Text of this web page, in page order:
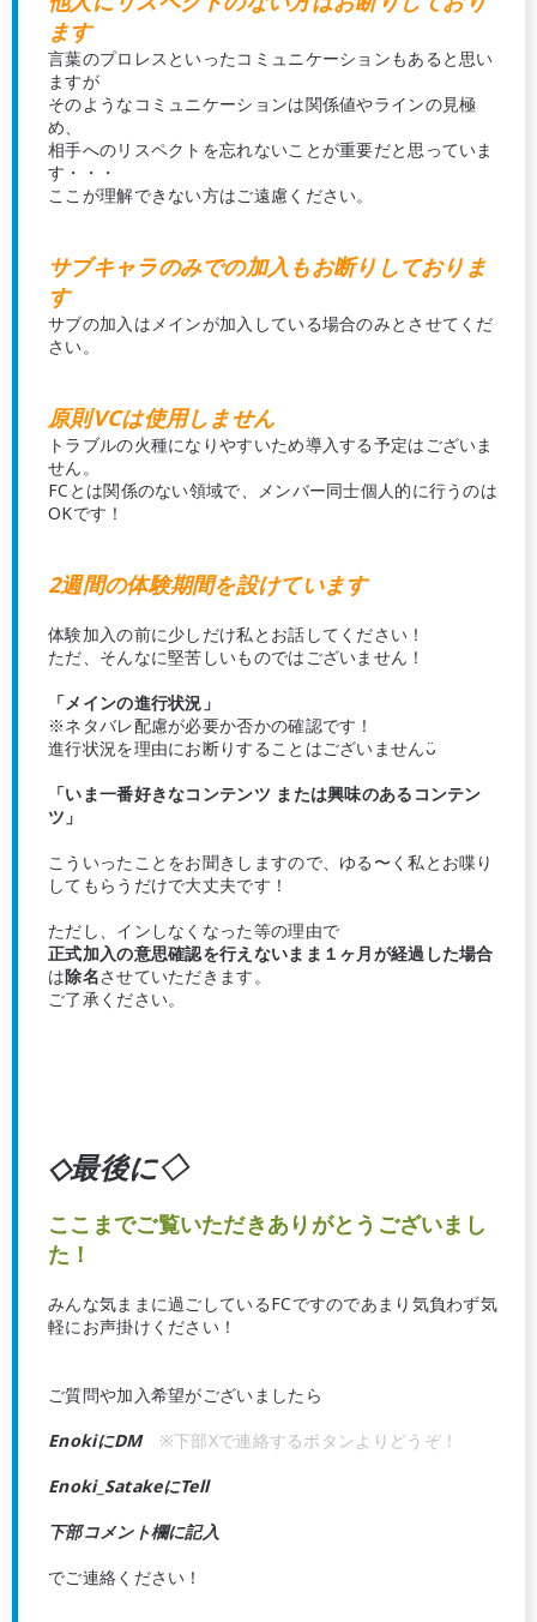
ます
言葉のプロレスといったコミュニケーションもあると思い
ますが
そのようなコミュニケーションは関係値やラインの見極
め、
相手へのリスペクトを忘れないことが重要だと思っていま
す・・・
ここが理解できない方はご遠慮ください。
サブキャラのみでの加入もお断りしておりま
す
サブの加入はメインが加入している場合のみとさせてくだ
さい。
原則VCは使用しません
トラブルの火種になりやすいため導入する予定はございま
せん。
FCとは関係のない領域で、メンバー同士個人的に行うのは
OKです！
2週間の体験期間を設けています
体験加入の前に少しだけ私とお話してください！
ただ、そんなに堅苦しいものではございません！
「メインの進行状況」
※ネタバレ配慮が必要か否かの確認です！
進行状況を理由にお断りすることはございませんᴗ̈
「いま一番好きなコンテンツ または興味のあるコンテン
ツ」
こういったことをお聞きしますので、ゆる〜く私とお喋り
してもらうだけで大丈夫です！
ただし、インしなくなった等の理由で
正式加入の意思確認を行えないまま１ヶ月が経過した場合
は除名させていただきます。
ご了承ください。
◇最後に◇
ここまでご覧いただきありがとうございまし
た！
みんな気ままに過ごしているFCですのであまり気負わず気
軽にお声掛けください！
ご質問や加入希望がございましたら
EnokiにDM
※下部Xで連絡するボタンよりどうぞ！
Enoki_SatakeにTell
下部コメント欄に記入
でご連絡ください！